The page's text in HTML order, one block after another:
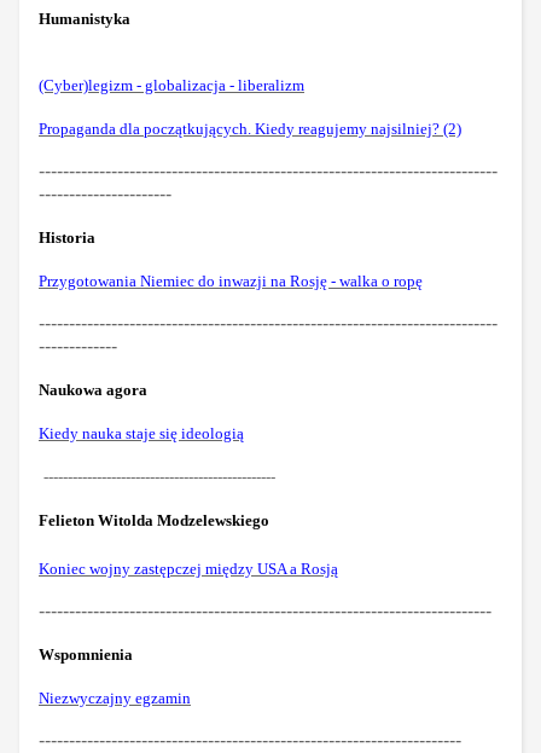
Humanistyka
(Cyber)legizm - globalizacja - liberalizm
Propaganda dla początkujących. Kiedy reagujemy najsilniej? (2)
----------------------------------------------------------------------------
----------------------
Historia
Przygotowania Niemiec do inwazji na Rosję - walka o ropę
----------------------------------------------------------------------------
-------------
Naukowa agora
Kiedy nauka staje się ideologią
------------------------------------------------
Felieton Witolda Modzelewskiego
Koniec wojny zastępczej między USA a Rosją
---------------------------------------------------------------------------
Wspomnienia
Niezwyczajny egzamin
----------------------------------------------------------------------